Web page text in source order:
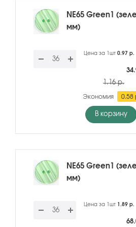
NE65 Green1
мм)
Цена за 1шт 0.97 р.
1.16 р.
Экономия 0.58
В корзину
NE65 Green1
мм)
Цена за 1шт 1.89 р.